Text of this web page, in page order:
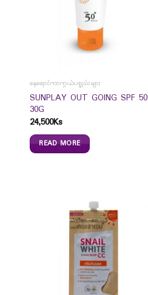
နေရောင်ကာကွယ်ပစ္စည်းများ
SUNPLAY OUT GOING SPF 50
30G
24,500Ks
READ MORE